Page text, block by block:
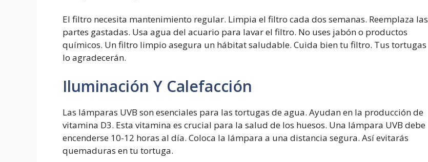
El filtro necesita mantenimiento regular. Limpia el filtro cada dos semanas. Reemplaza las
partes gastadas. Usa agua del acuario para lavar el filtro. No uses jabón o productos
químicos. Un filtro limpio asegura un hábitat saludable. Cuida bien tu filtro. Tus tortugas
lo agradecerán.
Iluminación Y Calefacción
Las lámparas UVB son esenciales para las tortugas de agua. Ayudan en la producción de
vitamina D3. Esta vitamina es crucial para la salud de los huesos. Una lámpara UVB debe
encenderse 10-12 horas al día. Coloca la lámpara a una distancia segura. Así evitarás
quemaduras en tu tortuga.